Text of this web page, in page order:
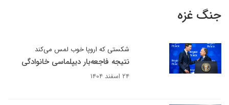
جنگ غزه
شکستی که اروپا خوب لمس می‌کند
نتیجه فاجعه‌بار دیپلماسی خانوادگی
۲۴ اسفند ۱۴۰۴